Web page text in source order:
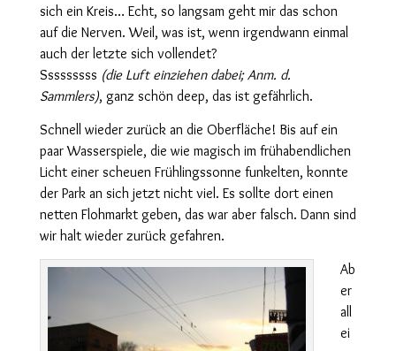
sich ein Kreis… Echt, so langsam geht mir das schon
auf die Nerven. Weil, was ist, wenn irgendwann einmal
auch der letzte sich vollendet?
Sssssssss (die Luft einziehen dabei; Anm. d.
Sammlers), ganz schön deep, das ist gefährlich.
Schnell wieder zurück an die Oberfläche! Bis auf ein
paar Wasserspiele, die wie magisch im frühabendlichen
Licht einer scheuen Frühlingssonne funkelten, konnte
der Park an sich jetzt nicht viel. Es sollte dort einen
netten Flohmarkt geben, das war aber falsch. Dann sind
wir halt wieder zurück gefahren.
Ab
er
all
ei